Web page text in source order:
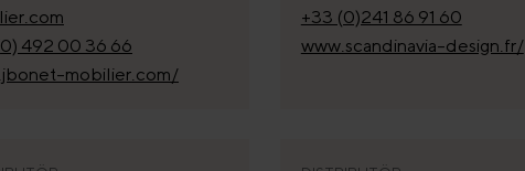
492 00 36 66
mobilier.com/
+33 (0)241 86 91 60
www.scandinavia-design.fr/